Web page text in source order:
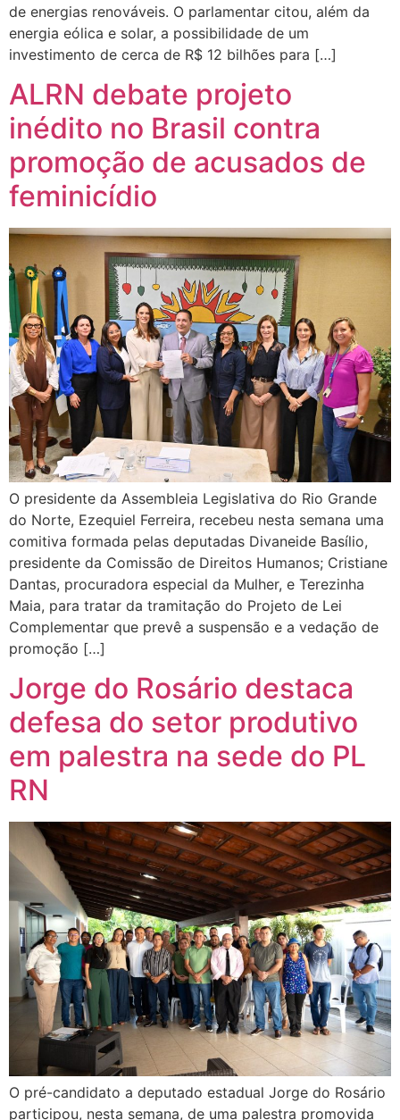
de energias renováveis. O parlamentar citou, além da
energia eólica e solar, a possibilidade de um
investimento de cerca de R$ 12 bilhões para […]
ALRN debate projeto
inédito no Brasil contra
promoção de acusados de
feminicídio
O presidente da Assembleia Legislativa do Rio Grande
do Norte, Ezequiel Ferreira, recebeu nesta semana uma
comitiva formada pelas deputadas Divaneide Basílio,
presidente da Comissão de Direitos Humanos; Cristiane
Dantas, procuradora especial da Mulher, e Terezinha
Maia, para tratar da tramitação do Projeto de Lei
Complementar que prevê a suspensão e a vedação de
promoção […]
Jorge do Rosário destaca
defesa do setor produtivo
em palestra na sede do PL
RN
O pré-candidato a deputado estadual Jorge do Rosário
participou, nesta semana, de uma palestra promovida